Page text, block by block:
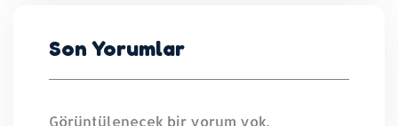
Son Yorumlar
Görüntülenecek bir yorum yok.